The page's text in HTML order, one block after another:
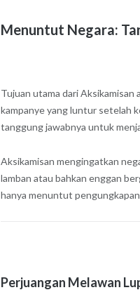
Menuntut Negara:
Tujuan utama dari
kampanye yang luntur setelah
tanggung jawabnya untuk
Aksikamisan mengingatkan
lamban atau bahkan enggan
hanya menuntut
Perjuangan Melawan